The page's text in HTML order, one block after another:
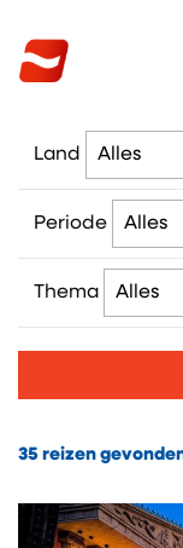
Land
Periode
Thema
35 reizen